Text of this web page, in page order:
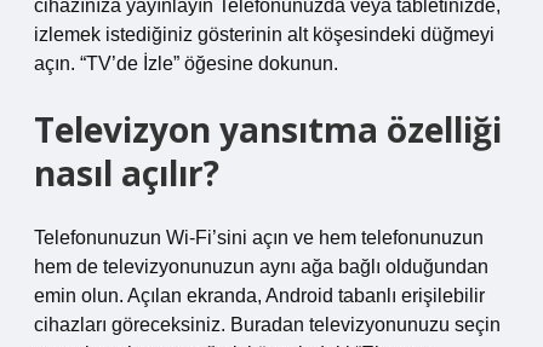
cihazınıza yayınlayın Telefonunuzda veya tabletinizde,
izlemek istediğiniz gösterinin alt köşesindeki düğmeyi
açın. “TV’de İzle” öğesine dokunun.
Televizyon yansıtma özelliği
nasıl açılır?
Telefonunuzun Wi-Fi’sini açın ve hem telefonunuzun
hem de televizyonunuzun aynı ağa bağlı olduğundan
emin olun. Açılan ekranda, Android tabanlı erişilebilir
cihazları göreceksiniz. Buradan televizyonunuzu seçin